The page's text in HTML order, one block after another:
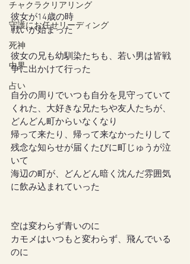
チャクラクリアリング
守護にお任せリーディング
死神
中界
占い
彼女が14歳の時
戦いが始まった
彼女の兄も幼馴染たちも、若い男は皆戦
争に出かけて行った
自分の周りでいつも自分を見守っていて
くれた、大好きな兄たちや友人たちが、
どんどん町からいなくなり
帰って来たり、帰って来なかったりして
残念な知らせが届くたびに町じゅうが泣
いて
海辺の町が、どんどん暗く沈んだ雰囲気
に飲み込まれていった
空は変わらず青いのに
カモメはいつもと変わらず、飛んでいる
のに